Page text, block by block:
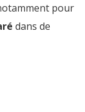
pour
dans de